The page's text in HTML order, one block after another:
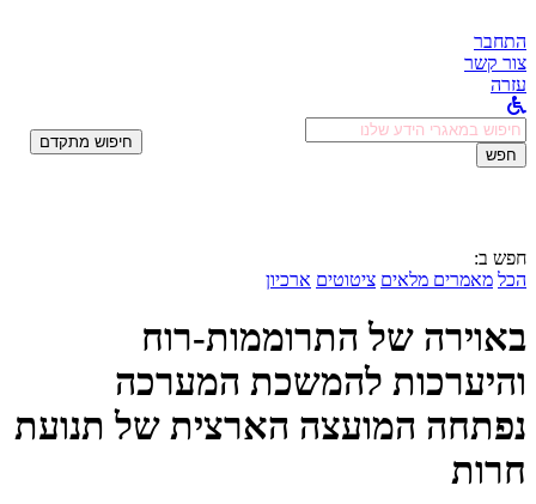
התחבר
צור קשר
עזרה
לחפש
ב:חפש
חיפוש מתקדם
חפש ב:
הכל מאמרים מלאים ציטוטים ארכיון
באוירה של התרוממות-רוח
והיערכות להמשכת המערכה
נפתחה המועצה הארצית של תנועת
חרות